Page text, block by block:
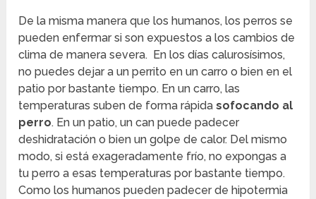
De la misma manera que los humanos, los perros se
pueden enfermar si son expuestos a los cambios de
clima de manera severa. En los días calurosísimos,
no puedes dejar a un perrito en un carro o bien en el
patio por bastante tiempo. En un carro, las
temperaturas suben de forma rápidasofocando al
perro. En un patio, un can puede padecer
deshidratación o bien un golpe de calor. Del mismo
modo, si está exageradamente frío, no expongas a
tu perro a esas temperaturas por bastante tiempo.
Como los humanos pueden padecer de hipotermia